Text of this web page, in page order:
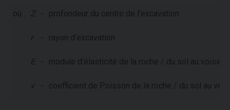
où : Z - profondeur du centre de l'excavation
r - rayon d'excavation
E - module d'élasticité de la roche / du sol au
ν - coefficient de Poisson de la roche / du sol au